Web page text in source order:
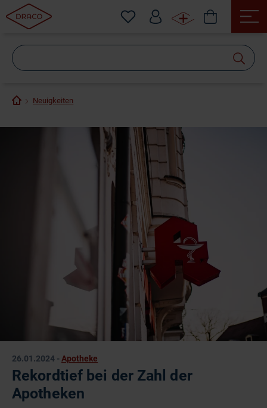
Neuigkeiten
26.01.2024 -Apotheke
Rekordtief bei der Zahl der
Apotheken
suchen